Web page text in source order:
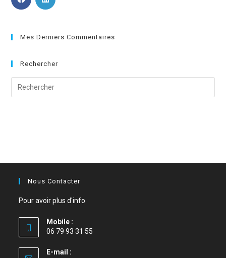
Mes Derniers Commentaires
Rechercher
Nous Contacter
Pour avoir plus d'info
Mobile :
06 79 93 31 55
E-mail :